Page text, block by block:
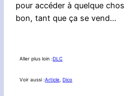
pour accéder à quelque
bon, tant que ça se vend…
Aller plus loin :DLC
Voir aussi :Article , Dico